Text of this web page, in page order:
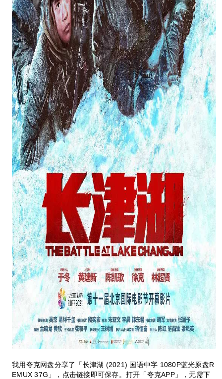
我用夸克网盘分享了「长津湖 (2021) 国语中字 1080P蓝光原盘R
EMUX 37G」，点击链接即可保存。打开「夸克APP」，无需下